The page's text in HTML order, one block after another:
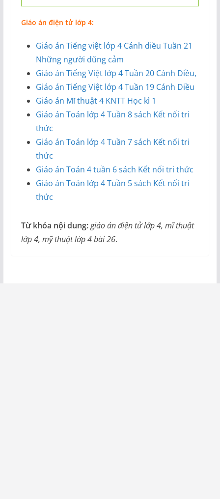
Giáo án điện tử lớp 4:
Giáo án Tiếng việt lớp 4 Cánh diều Tuần 21
Những người dũng cảm
Giáo án Tiếng Việt lớp 4 Tuần 20 Cánh Diều,
Giáo án Tiếng Việt lớp 4 Tuần 19 Cánh Diều
Giáo án Mĩ thuật 4 KNTT Học kì 1
Giáo án Toán lớp 4 Tuần 8 sách Kết nối tri
thức
Giáo án Toán lớp 4 Tuần 7 sách Kết nối tri
thức
Giáo án Toán 4 tuần 6 sách Kết nối tri thức
Giáo án Toán lớp 4 Tuần 5 sách Kết nối tri
thức
Từ khóa nội dung:giáo án điện tử lớp 4, mĩ thuật
lớp 4, mỹ thuật lớp 4 bài 26.